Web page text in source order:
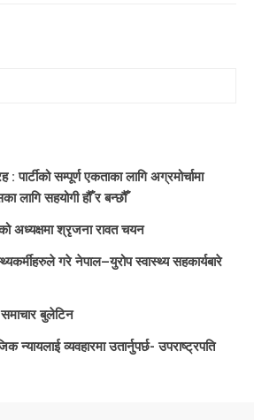
पार्टीको सम्पूर्ण एकताका लागि अग्रमोर्चामा
लागि सहयोगी हौँ र बन्छौँ
अध्यक्षमा श्रृजना रावत चयन
गरे नेपाल–युरोप स्वास्थ्य सहकार्यबारे
बुलेटिन
न्यायलाई व्यवहारमा उतार्नुपर्छ- उपराष्ट्रपति